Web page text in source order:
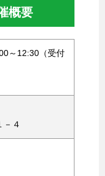
概要
～12:30（受付
－４